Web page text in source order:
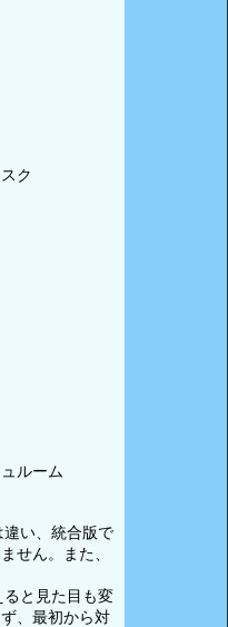
ク
ルーム
い、統合版で
せん。また、
と見た目も変
、最初から対